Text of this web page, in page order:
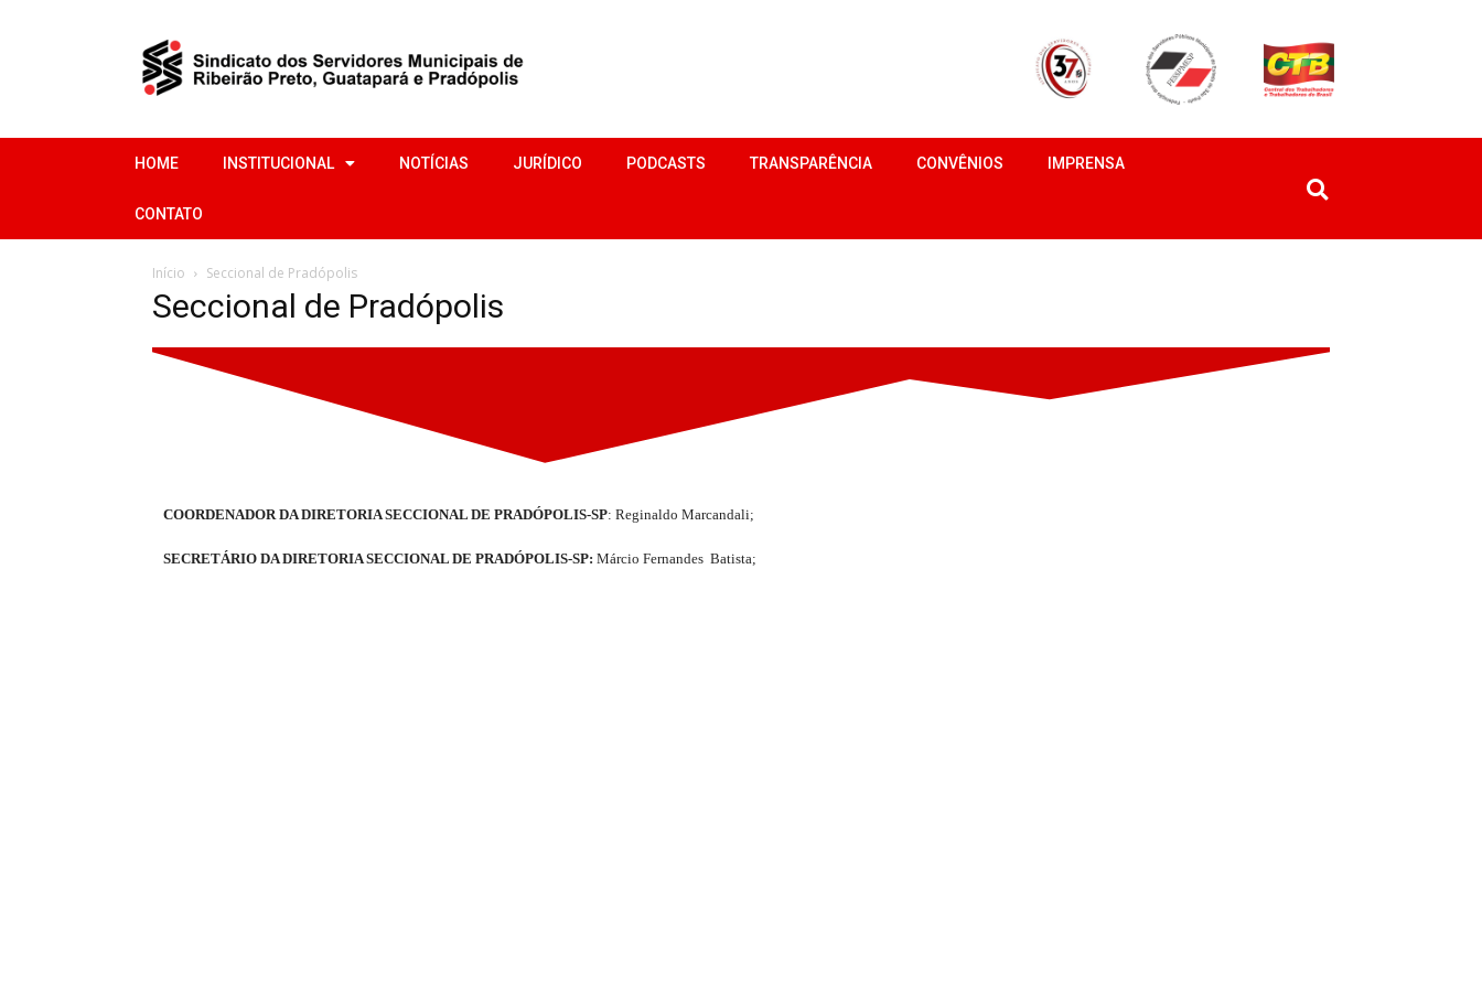
HOME INSTITUCIONAL NOTÍCIAS JURÍDICO PODCASTS TRANSPARÊNCIA CONVÊNIOS IMPRENSA
CONTATO
Início Seccional de Pradópolis
Seccional de Pradópolis
COORDENADOR DA DIRETORIA SECCIONAL DE PRADÓPOLIS-SP: Reginaldo Marcandali;
SECRETÁRIO DA DIRETORIA SECCIONAL DE PRADÓPOLIS-SP: Márcio Fernandes Batista;